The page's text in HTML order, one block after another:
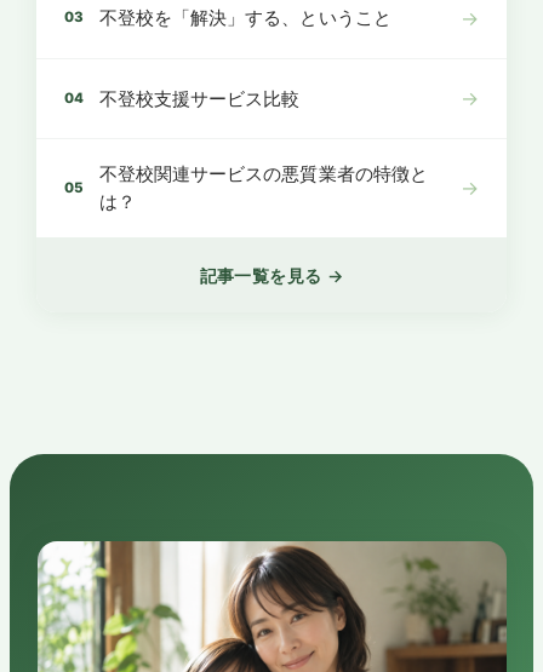
03 不登校を「解決」する、ということ →
04 不登校支援サービス比較 →
05
不登校関連サービスの悪質業者の特徴と
は？
→
記事一覧を見る →